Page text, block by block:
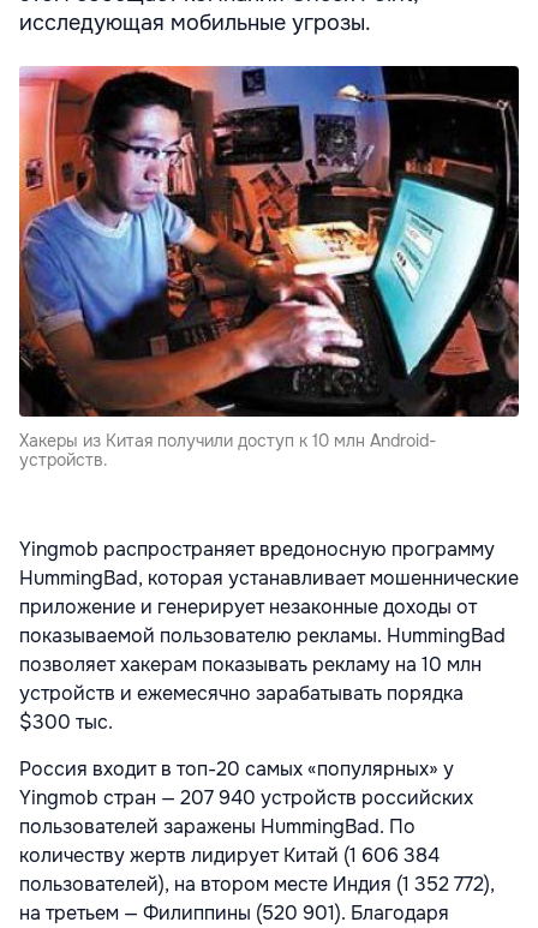
исследующая мобильные угрозы.
Хакеры из Китая получили доступ к 10 млн Android-
устройств.
Yingmob распространяет вредоносную программу
HummingBad, которая устанавливает мошеннические
приложение и генерирует незаконные доходы от
показываемой пользователю рекламы. HummingBad
позволяет хакерам показывать рекламу на 10 млн
устройств и ежемесячно зарабатывать порядка
$300 тыс.
Россия входит в топ-20 самых «популярных» у
Yingmob стран — 207 940 устройств российских
пользователей заражены HummingBad. По
количеству жертв лидирует Китай (1 606 384
пользователей), на втором месте Индия (1 352 772),
на третьем — Филиппины (520 901). Благодаря